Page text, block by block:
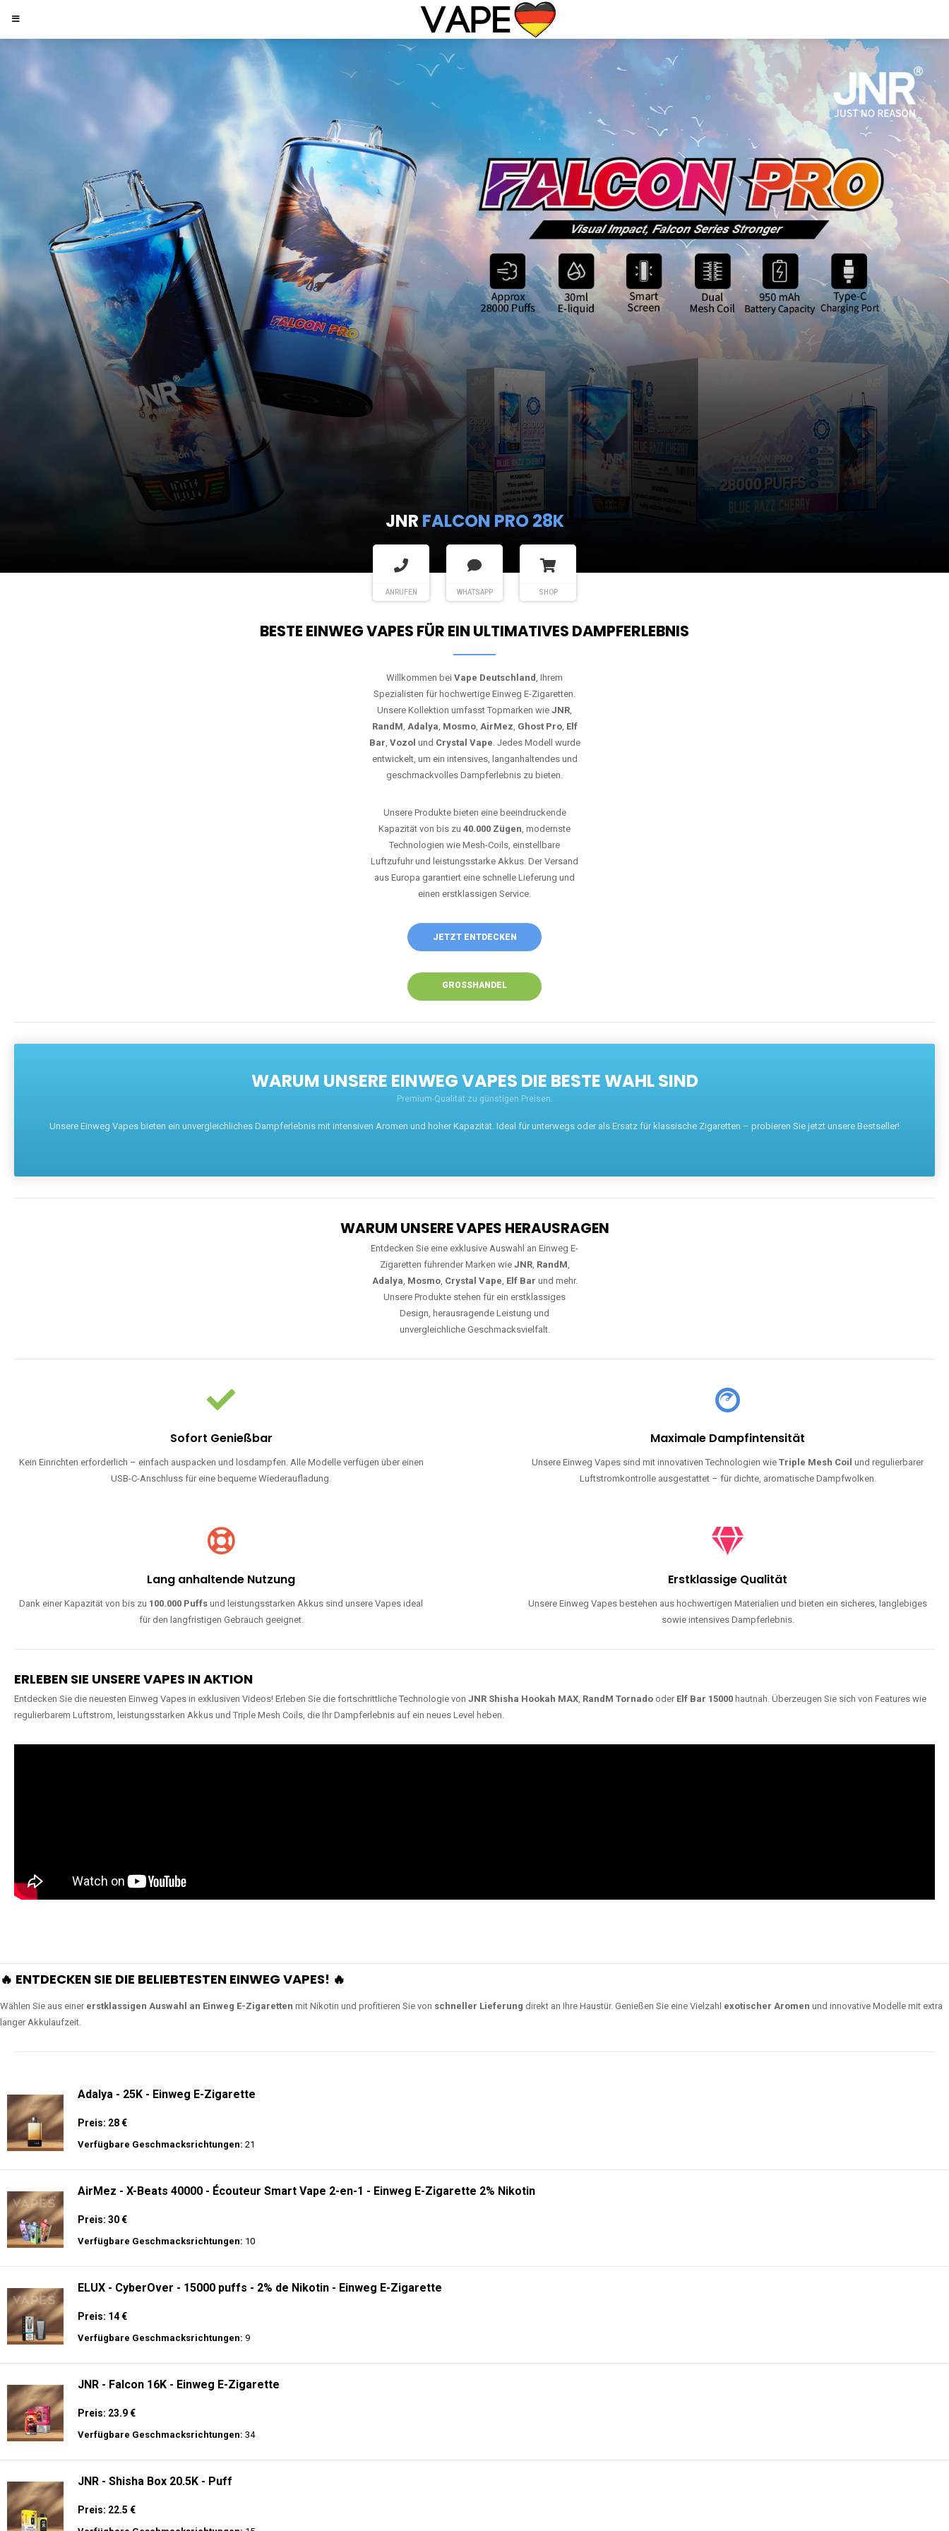
JNR FALCON PRO 28K
ANRUFEN WHATSAPP SHOP
BESTE EINWEG VAPES FÜR EIN ULTIMATIVES DAMPFERLEBNIS
Willkommen bei Vape Deutschland, Ihrem
Spezialisten für hochwertige Einweg E-Zigaretten.
Unsere Kollektion umfasst Topmarken wie JNR,
RandM, Adalya, Mosmo, AirMez, Ghost Pro, Elf
Bar, Vozol und Crystal Vape. Jedes Modell wurde
entwickelt, um ein intensives, langanhaltendes und
geschmackvolles Dampferlebnis zu bieten.
Unsere Produkte bieten eine beeindruckende
Kapazität von bis zu 40.000 Zügen, modernste
Technologien wie Mesh-Coils, einstellbare
Luftzufuhr und leistungsstarke Akkus. Der Versand
aus Europa garantiert eine schnelle Lieferung und
einen erstklassigen Service.
JETZT ENTDECKEN
GROSSHANDEL
WARUM UNSERE EINWEG VAPES DIE BESTE WAHL SIND
Premium-Qualität zu günstigen Preisen.
Unsere Einweg Vapes bieten ein unvergleichliches Dampferlebnis mit intensiven Aromen und hoher Kapazität. Ideal für unterwegs oder als Ersatz für klassische Zigaretten – probieren Sie jetzt unsere Bestseller!
WARUM UNSERE VAPES HERAUSRAGEN
Entdecken Sie eine exklusive Auswahl an Einweg E-
Zigaretten führender Marken wie JNR, RandM,
Adalya, Mosmo, Crystal Vape, Elf Bar und mehr.
Unsere Produkte stehen für ein erstklassiges
Design, herausragende Leistung und
unvergleichliche Geschmacksvielfalt.
Sofort Genießbar
Kein Einrichten erforderlich – einfach auspacken und losdampfen. Alle Modelle verfügen über einen
USB-C-Anschluss für eine bequeme Wiederaufladung.
Maximale Dampfintensität
Unsere Einweg Vapes sind mit innovativen Technologien wieTriple Mesh Coil und regulierbarer
Luftstromkontrolle ausgestattet – für dichte, aromatische Dampfwolken.
Lang anhaltende Nutzung
Dank einer Kapazität von bis zu 100.000 Puffs und leistungsstarken Akkus sind unsere Vapes ideal
für den langfristigen Gebrauch geeignet.
Erstklassige Qualität
Unsere Einweg Vapes bestehen aus hochwertigen Materialien und bieten ein sicheres, langlebiges
sowie intensives Dampferlebnis.
ERLEBEN SIE UNSERE VAPES IN AKTION
Entdecken Sie die neuesten Einweg Vapes in exklusiven Videos! Erleben Sie die fortschrittliche Technologie von JNR Shisha Hookah MAX, RandM Tornado oder Elf Bar 15000 hautnah. Überzeugen Sie sich von Features wie
regulierbarem Luftstrom, leistungsstarken Akkus und Triple Mesh Coils, die Ihr Dampferlebnis auf ein neues Level heben.
🔥 ENTDECKEN SIE DIE BELIEBTESTEN EINWEG VAPES! 🔥
Wählen Sie aus einer erstklassigen Auswahl an Einweg E-Zigaretten mit Nikotin und profitieren Sie von schneller Lieferung direkt an Ihre Haustür. Genießen Sie eine Vielzahl exotischer Aromen und innovative Modelle mit extra
langer Akkulaufzeit.
Adalya - 25K - Einweg E-Zigarette
Preis: 28 €
Verfügbare Geschmacksrichtungen: 21
AirMez - X-Beats 40000 - Écouteur Smart Vape 2-en-1 - Einweg E-Zigarette 2% Nikotin
Preis: 30 €
Verfügbare Geschmacksrichtungen: 10
ELUX - CyberOver - 15000 puffs - 2% de Nikotin - Einweg E-Zigarette
Preis: 14 €
Verfügbare Geschmacksrichtungen: 9
JNR - Falcon 16K - Einweg E-Zigarette
Preis: 23.9 €
Verfügbare Geschmacksrichtungen: 34
JNR - Shisha Box 20.5K - Puff
Preis: 22.5 €